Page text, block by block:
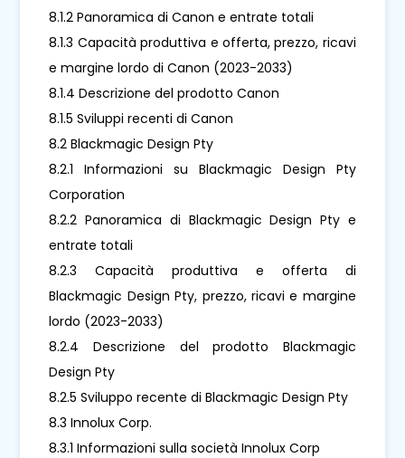
8.1.2 Panoramica di Canon e entrate totali
8.1.3 Capacità produttiva e offerta, prezzo, ricavi
e margine lordo di Canon (2023-2033)
8.1.4 Descrizione del prodotto Canon
8.1.5 Sviluppi recenti di Canon
8.2 Blackmagic Design Pty
8.2.1 Informazioni su Blackmagic Design Pty
Corporation
8.2.2 Panoramica di Blackmagic Design Pty e
entrate totali
8.2.3 Capacità produttiva e offerta di
Blackmagic Design Pty, prezzo, ricavi e margine
lordo (2023-2033)
8.2.4 Descrizione del prodotto Blackmagic
Design Pty
8.2.5 Sviluppo recente di Blackmagic Design Pty
8.3 Innolux Corp.
8.3.1 Informazioni sulla società Innolux Corp